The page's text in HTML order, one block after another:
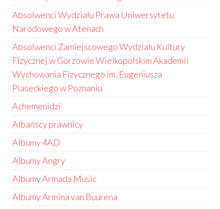
Absolwenci Wydziału Prawa Uniwersytetu
Narodowego w Atenach
Absolwenci Zamiejscowego Wydziału Kultury
Fizycznej w Gorzowie Wielkopolskim Akademii
Wychowania Fizycznego im. Eugeniusza
Piaseckiego w Poznaniu
Achemenidzi
Albańscy prawnicy
Albumy 4AD
Albumy Angry
Albumy Armada Music
Albumy Armina van Buurena